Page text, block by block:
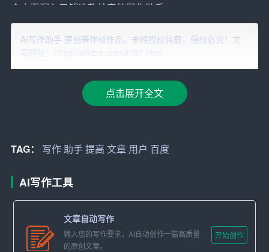
个方面深入了解这款神奇的写作助手。
一、百度AI写作助手的功能特点
百度AI写作助手基于大数据分析，能够根据用户输入的关
键词或主题，生成一系列相关的话题和观点。这为写作者
在文章写作过程中，素材的搜集是一个耗时且繁琐的工
作。百度AI写作助手拥有强大的信息检索能力，能迅速从
互联网上搜集到与文章主题相关的资料、案例和数据。这
不仅节省了写作者的时间，还能保证文章内容的丰富性和
AI写作助手 原创著作权作品，未经授权转载，侵权必究！文
章网址：https://aixzzs.com/4797.html
点击展开全文
TAG： 写作助手提高 文章 用户 百度
AI写作工具
文章自动写作
输入您的写作要求，AI自动创作一篇高质量
的原创文章。
开始创作